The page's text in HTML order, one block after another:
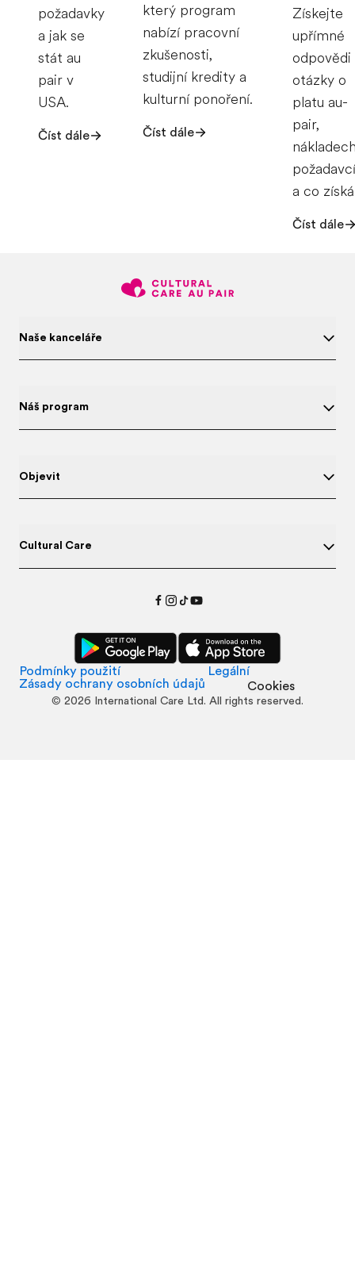
požadavky
a jak se
stát au
pair v
USA.
Číst dále
který program
nabízí pracovní
zkušenosti,
studijní kredity a
kulturní ponoření.
Číst dále
Získejte
upřímné
odpovědi
otázky o
platu au-
pair,
a co
Číst dále
Naše kanceláře
Náš program
Objevit
Cultural Care
Podmínky použití
Legální
Zásady ochrany osobních údajů
Cookies
© 2026 International Care Ltd. All rights reserved.